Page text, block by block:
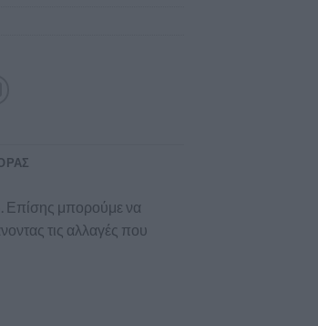
. Επίσης μπορούμε να
τις αλλαγές που